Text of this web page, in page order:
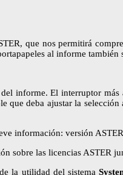
que nos permitirá
al informe
informe. El interruptor
que deba ajustar la
información: versión
sobre las licencias ASTER
la utilidad del sistema